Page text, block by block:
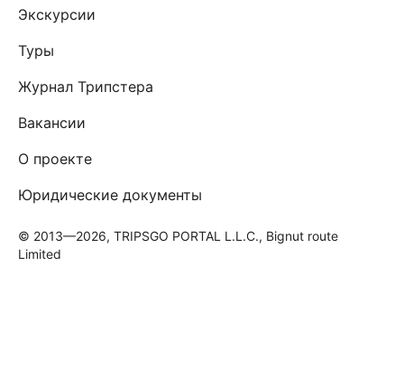
Экскурсии
Туры
Журнал Трипстера
Вакансии
О проекте
Юридические документы
© 2013—2026, TRIPSGO PORTAL L.L.C., Bignut route
Limited